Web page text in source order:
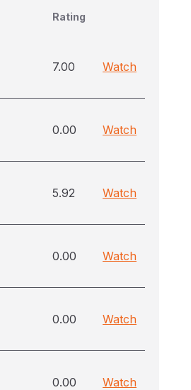
Rating
7.00 Watch
0.00 Watch
5.92 Watch
0.00 Watch
0.00 Watch
0.00 Watch